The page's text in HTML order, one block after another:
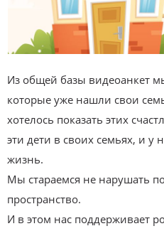
Из общей базы видеоанкет
которые уже нашли свои
хотелось показать этих
эти дети в своих семьях, и у
жизнь.
Мы стараемся не нарушать
пространство.
И в этом нас поддерживает